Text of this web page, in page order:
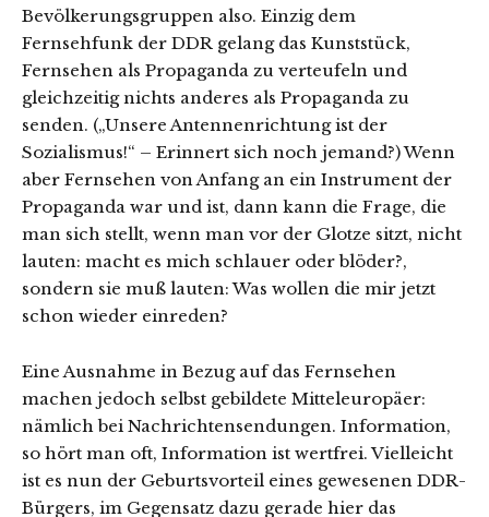
Bevölkerungsgruppen also. Einzig dem
Fernsehfunk der DDR gelang das Kunststück,
Fernsehen als Propaganda zu verteufeln und
gleichzeitig nichts anderes als Propaganda zu
senden. („Unsere Antennenrichtung ist der
Sozialismus!“ – Erinnert sich noch jemand?) Wenn
aber Fernsehen von Anfang an ein Instrument der
Propaganda war und ist, dann kann die Frage, die
man sich stellt, wenn man vor der Glotze sitzt, nicht
lauten: macht es mich schlauer oder blöder?,
sondern sie muß lauten: Was wollen die mir jetzt
schon wieder einreden?
Eine Ausnahme in Bezug auf das Fernsehen
machen jedoch selbst gebildete Mitteleuropäer:
nämlich bei Nachrichtensendungen. Information,
so hört man oft, Information ist wertfrei. Vielleicht
ist es nun der Geburtsvorteil eines gewesenen DDR-
Bürgers, im Gegensatz dazu gerade hier das